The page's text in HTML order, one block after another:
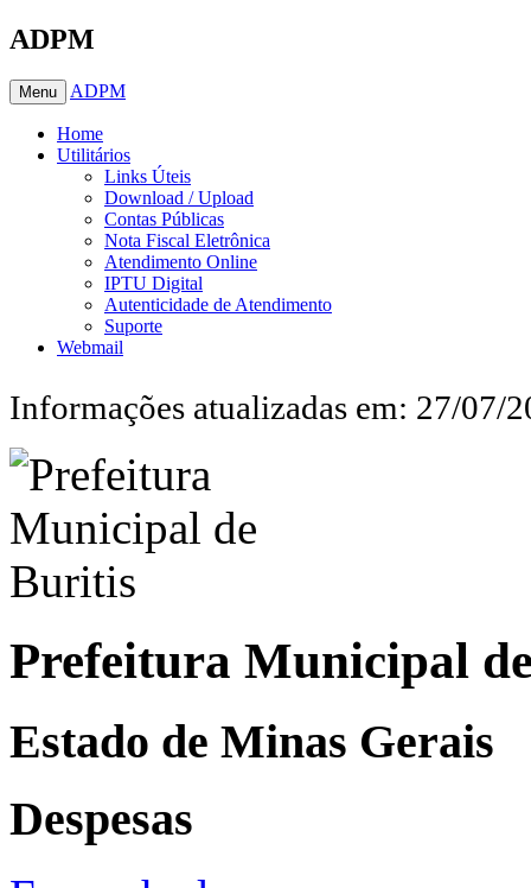
ADPM
Menu ADPM
Home
Utilitários
Links Úteis
Download / Upload
Contas Públicas
Nota Fiscal Eletrônica
Atendimento Online
IPTU Digital
Autenticidade de Atendimento
Suporte
Webmail
Informações atualizadas em: 27/07/
Prefeitura Municipal
Estado de Minas Gerais
Despesas